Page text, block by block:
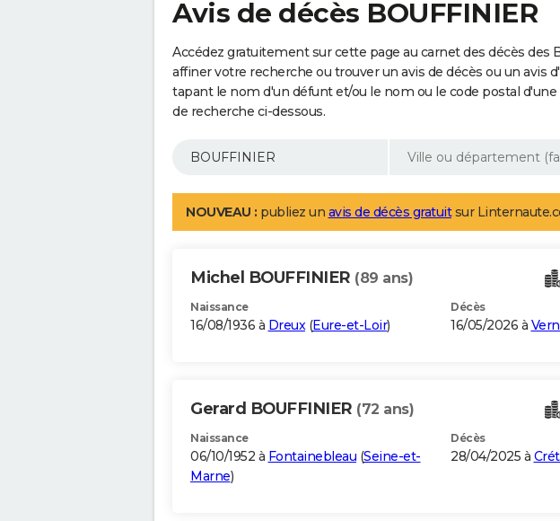
Avis de décès BOUFFINIER
Accédez gratuitement sur cette page au carnet des décès des
affiner votre recherche ou trouver un avis de décès ou un avis
tapant le nom d'un défunt et/ou le nom ou le code postal
de recherche ci-dessous.
NOUVEAU : publiez un avis de décès gratuitsur
Michel BOUFFINIER (89 ans)
Naissance
16/08/1936 à Dreux(Eure-et-Loir)
Décès
16/05/2026 à
Gerard BOUFFINIER (72 ans)
Naissance
06/10/1952 à Fontainebleau (Seine-et-
Marne)
Décès
28/04/2025 à